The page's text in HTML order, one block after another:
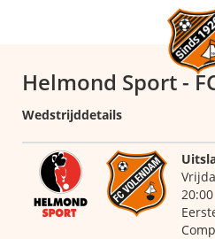
Helmond Sport -
Wedstrijddetails
20:00